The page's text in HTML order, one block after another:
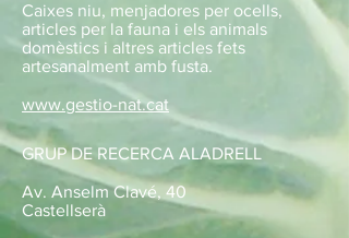
Caixes niu, menjadores per ocells,
articles per la fauna i els animals
domèstics i altres articles fets
artesanalment amb fusta.
www.gestio-nat.cat
GRUP DE RECERCA ALADRELL
Av. Anselm Clavé, 40
Castellserà